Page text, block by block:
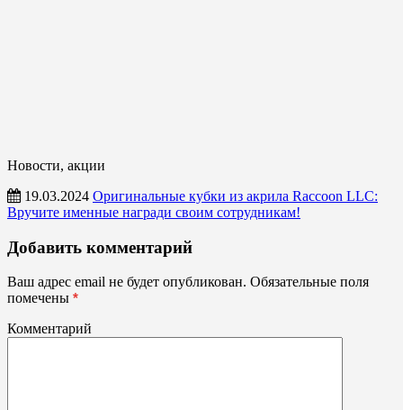
Новости, акции
19.03.2024 Оригинальные кубки из акрила Raccoon LLC:
Вручите именные награди своим сотрудникам!
Кубки,
статуэтки
из
акрила
Добавить комментарий
Ваш адрес email не будет опубликован. Обязательные поля
помечены *
Комментарий